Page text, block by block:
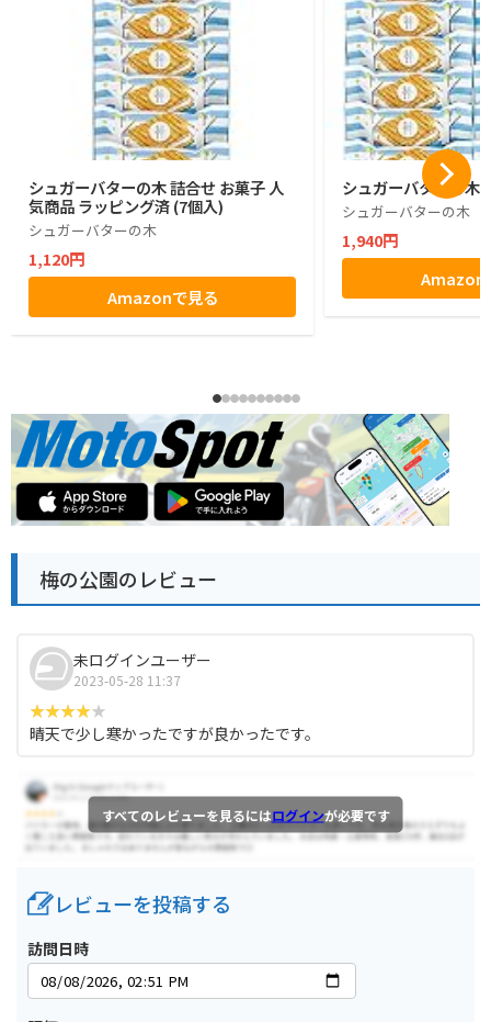
シュガーバターの木 詰合せ お菓子 人
気商品 ラッピング済 (7個入)
シュガーバターの木
1,120円
Amazonで見る
シュガーバターの木
シュガーバターの木
1,940円
Amazon
梅の公園のレビュー
未ログインユーザー
2023-05-28 11:37
晴天で少し寒かったですが良かったです。
すべてのレビューを見るにはログインが必要です
レビューを投稿する
訪問日時